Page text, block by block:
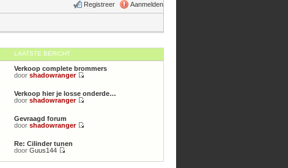
Aanmelden
Registreer
LAATSTE BERICHT
Verkoop complete brommers
door shadowranger
bericht
Verkoop hier je losse onderde…
door shadowranger
Gevraagd forum
door shadowranger
Re: Cilinder tunen
door Guus144
laatste